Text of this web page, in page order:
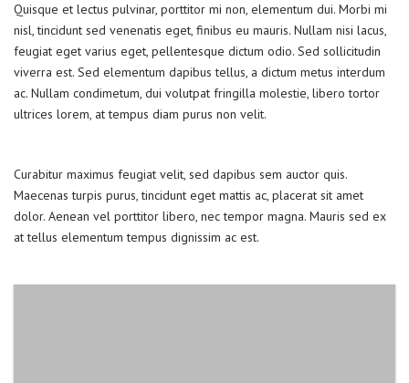
Quisque et lectus pulvinar, porttitor mi non, elementum dui. Morbi mi
nisl, tincidunt sed venenatis eget, finibus eu mauris. Nullam nisi lacus,
feugiat eget varius eget, pellentesque dictum odio. Sed sollicitudin
viverra est. Sed elementum dapibus tellus, a dictum metus interdum
ac. Nullam condimetum, dui volutpat fringilla molestie, libero tortor
ultrices lorem, at tempus diam purus non velit.
Curabitur maximus feugiat velit, sed dapibus sem auctor quis.
Maecenas turpis purus, tincidunt eget mattis ac, placerat sit amet
dolor. Aenean vel porttitor libero, nec tempor magna. Mauris sed ex
at tellus elementum tempus dignissim ac est.